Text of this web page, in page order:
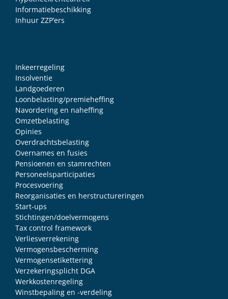
Informatiebeschikking
Inhuur ZZP’ers
Inkeerregeling
Insolventie
Landgoederen
Loonbelasting/premieheffing
Navordering en naheffing
Omzetbelasting
Opinies
Overdrachtsbelasting
Overnames en fusies
Pensioenen en stamrechten
Personeelsparticipaties
Procesvoering
Reorganisaties en herstructureringen
Start-ups
Stichtingen/doelvermogens
Tax control framework
Verliesverrekening
Vermogensbescherming
Vermogensetikettering
Verzekeringsplicht DGA
Werkkostenregeling
Winstbepaling en -verdeling